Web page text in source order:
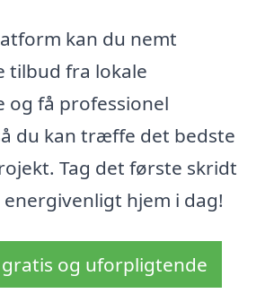
kan du nemt
tilbud fra lokale
få professionel
du kan træffe det bedste
Tag det første skridt
hjem i dag!
gratis og uforpligtende